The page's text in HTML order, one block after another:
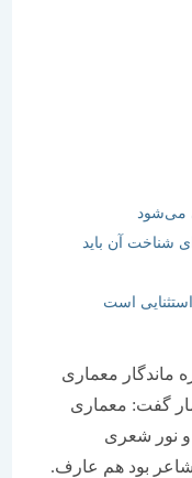
آن باید
است
معماری
معماری
شعری
هم عارف.